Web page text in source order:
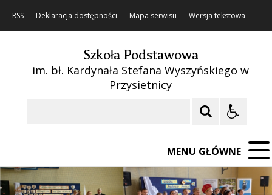
RSS Deklaracja dostępności Mapa serwisu Wersja tekstowa
Szkoła Podstawowa
im. bł. Kardynała Stefana Wyszyńskiego w
Przysietnicy
MENU GŁÓWNE